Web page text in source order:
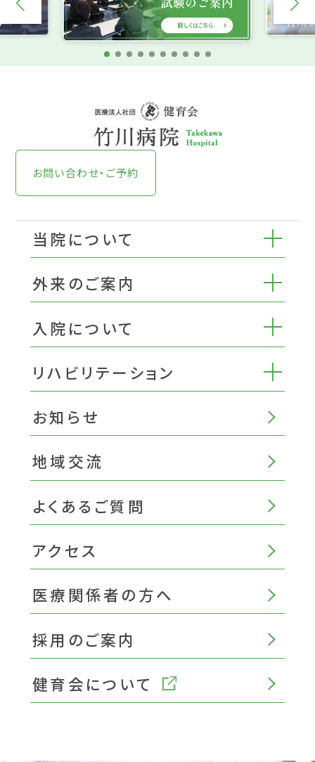
お問い合わせ・ご予約
当院について
外来のご案内
入院について
リハビリテーション
お知らせ
地域交流
よくあるご質問
アクセス
医療関係者の方へ
採用のご案内
健育会について